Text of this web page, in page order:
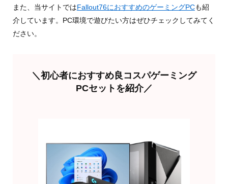
また、当サイトではFallout76におすすめのゲーミングPCも紹
介しています。PC環境で遊びたい方はぜひチェックしてみてく
ださい。
＼初心者におすすめ良コスパゲーミング
PCセットを紹介／